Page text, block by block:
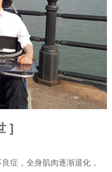
]
症，全身肌肉逐渐退化，